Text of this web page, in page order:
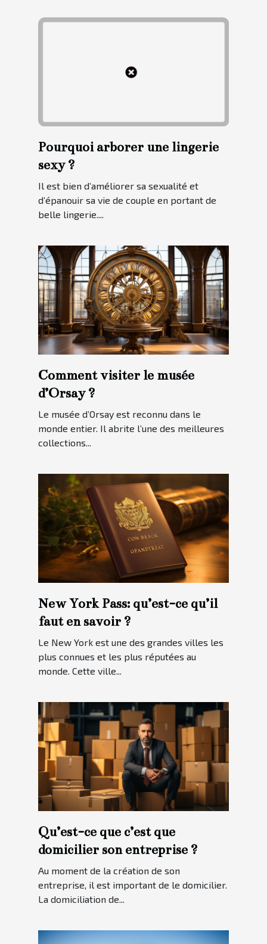
Pourquoi arborer une lingerie
sexy ?
Il est bien d’améliorer sa sexualité et
d’épanouir sa vie de couple en portant de
belle lingerie....
Comment visiter le musée
d’Orsay ?
Le musée d’Orsay est reconnu dans le
monde entier. Il abrite l’une des meilleures
collections...
New York Pass: qu’est-ce qu’il
faut en savoir ?
Le New York est une des grandes villes les
plus connues et les plus réputées au
monde. Cette ville...
Qu’est-ce que c’est que
domicilier son entreprise ?
Au moment de la création de son
entreprise, il est important de le domicilier.
La domiciliation de...